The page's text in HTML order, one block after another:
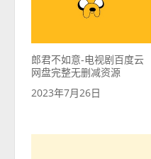
郎君不如意-电视剧百度云
网盘完整无删减资源
2023年7月26日